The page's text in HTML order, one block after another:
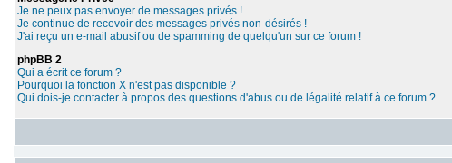
Je ne peux pas envoyer de messages privés !
Je continue de recevoir des messages privés non-désirés !
J'ai reçu un e-mail abusif ou de spamming de quelqu'un sur ce forum !
phpBB 2
Qui a écrit ce forum ?
Pourquoi la fonction X n'est pas disponible ?
Qui dois-je contacter à propos des questions d'abus ou de légalité relatif à ce forum ?